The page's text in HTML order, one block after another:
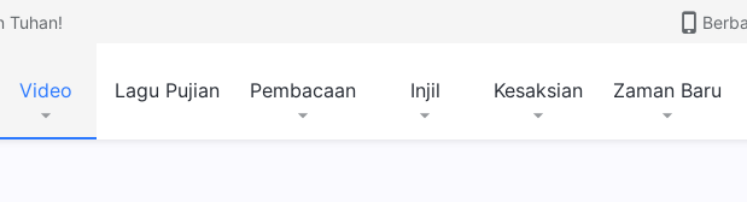
Tuhan!
Video Lagu Pujian Pembacaan Injil Kesaksian Zaman Baru